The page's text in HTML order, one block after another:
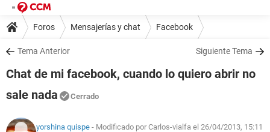
Foros Mensajerías y chat Facebook
Tema Anterior Siguiente Tema
Chat de mi facebook, cuando lo quiero abrir no
sale nada
Cerrado
yorshina quispe - Modificado por Carlos-vialfa el 26/04/2013, 15:11